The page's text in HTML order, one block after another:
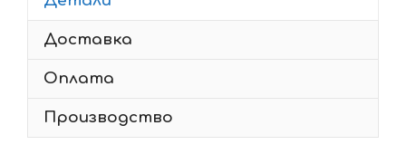
250
Доставка
Оплата
Производство